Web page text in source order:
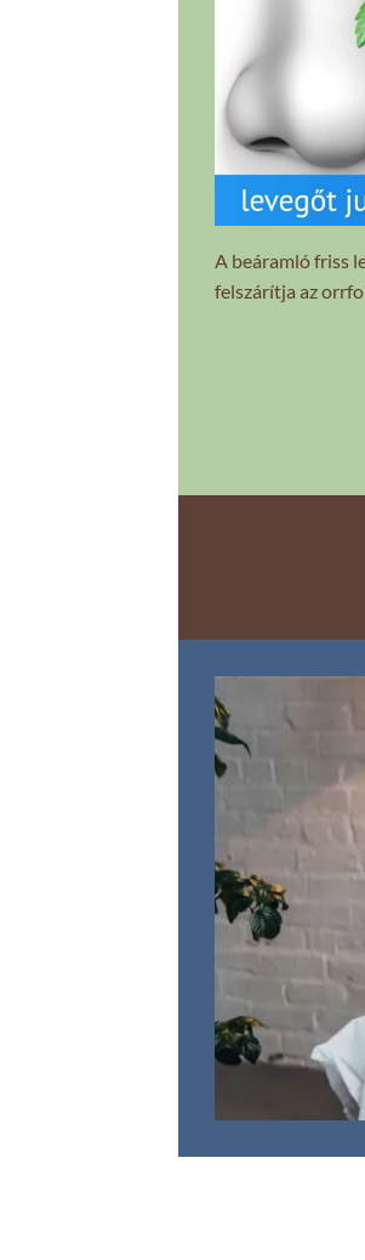
A beáramló friss
felszárítja az